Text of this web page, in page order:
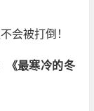
会被打倒！
《最寒冷的冬